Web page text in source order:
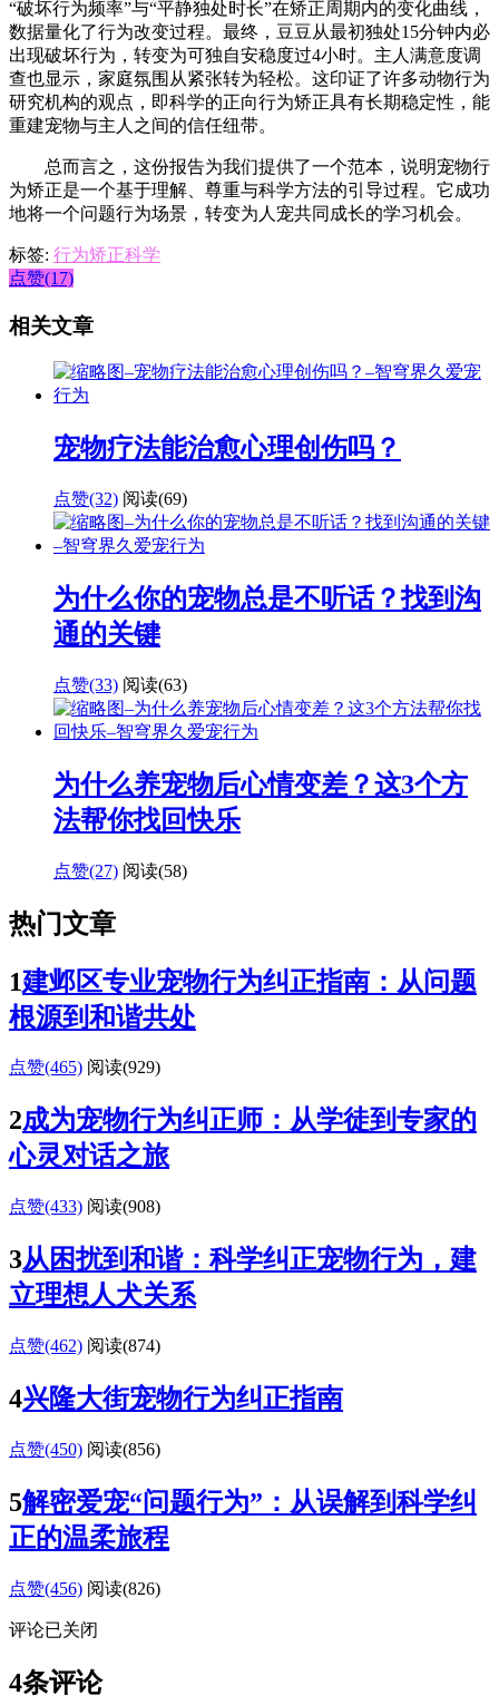
“破坏行为频率”与“平静独处时长”在矫正周期内的变化曲线，
数据量化了行为改变过程。最终，豆豆从最初独处15分钟内必
出现破坏行为，转变为可独自安稳度过4小时。主人满意度调
查也显示，家庭氛围从紧张转为轻松。这印证了许多动物行为
研究机构的观点，即科学的正向行为矫正具有长期稳定性，能
重建宠物与主人之间的信任纽带。
总而言之，这份报告为我们提供了一个范本，说明宠物行
为矫正是一个基于理解、尊重与科学方法的引导过程。它成功
地将一个问题行为场景，转变为人宠共同成长的学习机会。
标签: 行为矫正科学
点赞(17)
相关文章
宠物疗法能治愈心理创伤吗？
点赞(32) 阅读(69)
为什么你的宠物总是不听话？找到沟
通的关键
点赞(33) 阅读(63)
为什么养宠物后心情变差？这3个方
法帮你找回快乐
点赞(27) 阅读(58)
热门文章
1建邺区专业宠物行为纠正指南：从问题
根源到和谐共处
点赞(465) 阅读(929)
2成为宠物行为纠正师：从学徒到专家的
心灵对话之旅
点赞(433) 阅读(908)
3从困扰到和谐：科学纠正宠物行为，建
立理想人犬关系
点赞(462) 阅读(874)
4兴隆大街宠物行为纠正指南
点赞(450) 阅读(856)
5解密爱宠“问题行为”：从误解到科学纠
正的温柔旅程
点赞(456) 阅读(826)
评论已关闭
4条评论